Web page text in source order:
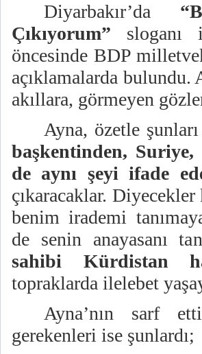
Diyarbakır’da
Çıkıyorum”
öncesinde BDP
açıklamalarda bulundu.
akıllara, görmeyen
Ayna, özetle
başkentinden,
de aynı şeyi ifade
çıkaracaklar.
benim irademi
de senin anayasanı
sahibi Kürdistan
topraklarda ilelebet
Ayna’nın sarf
gerekenleri ise şunlardı;